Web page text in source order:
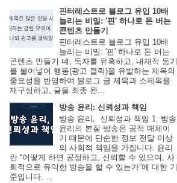
핀터레스트로 블로그 유입 10배
늘리는 비밀: '핀' 하나로 돈 버는
콘텐츠 만들기
핀터레스트로 블로그 유입 10배
늘리는 비밀: '핀' 하나로 돈 버는
콘텐츠 만들기 네, 독자를 유혹하고, 내재적 동기
를 불어넣어 행동(광고 클릭)을 유발하는 제목의
중요성을 반영하여 블로그 글 제목과 소제목을
재구성하고, 글을 최종 완...
방송 윤리: 신뢰성과 책임
방송 윤리, 신뢰성과 책임 1. 방송
윤리의 본질 방송은 공적 매체이
기 때문에 단순한 정보 전달 이상
의 사회적 책임을 가집니다. 윤리
란 “어떻게 하면 공정하고, 신뢰할 수 있으며, 사
회적으로 유익한 방송을 할 수 있는가”에 대한 기
준입니다. ...